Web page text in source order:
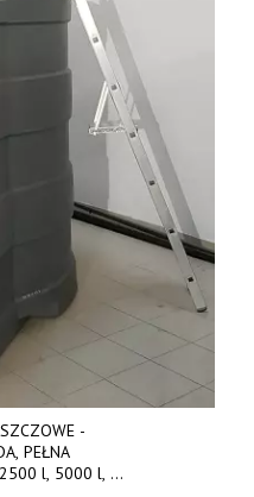
-
PEŁNA
l, 5000 l,